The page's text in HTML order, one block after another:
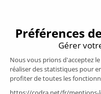
Supervision/SCADA
Suivi énergie